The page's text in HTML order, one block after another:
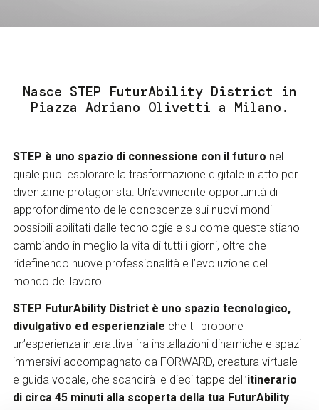
Nasce STEP FuturAbility District in
Piazza Adriano Olivetti a Milano.
STEP è uno spazio di connessione con il futuro nel
quale puoi esplorare la trasformazione digitale in atto per
diventarne protagonista. Un’avvincente opportunità di
approfondimento delle conoscenze sui nuovi mondi
possibili abilitati dalle tecnologie e su come queste stiano
cambiando in meglio la vita di tutti i giorni, oltre che
ridefinendo nuove professionalità e l’evoluzione del
mondo del lavoro.
STEP FuturAbility District è uno spazio tecnologico,
divulgativo ed esperienziale che ti propone
un’esperienza interattiva fra installazioni dinamiche e spazi
immersivi accompagnato da FORWARD, creatura virtuale
e guida vocale, che scandirà le dieci tappe dell’itinerario
di circa 45 minuti alla scoperta della tua FuturAbility.